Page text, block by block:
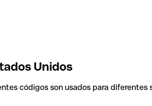
Unidos
códigos son usados para